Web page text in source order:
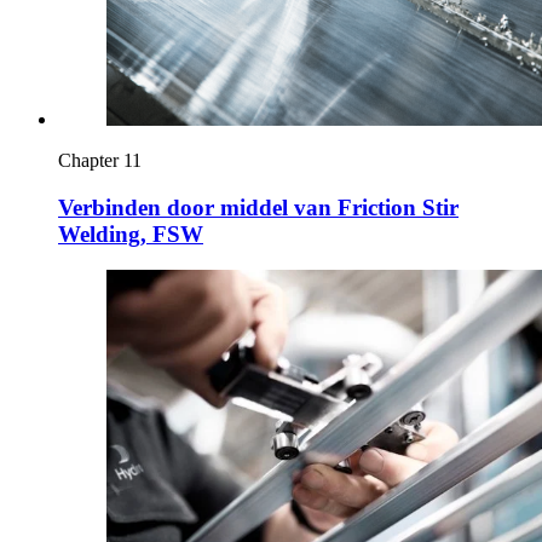
Chapter 11
Verbinden door middel van Friction Stir
Welding, FSW